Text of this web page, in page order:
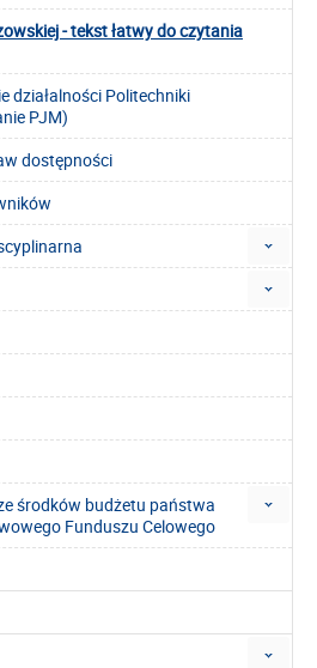
- tekst łatwy do czytania
działalności Politechniki
PJM)
dostępności
środków budżetu państwa
Funduszu Celowego